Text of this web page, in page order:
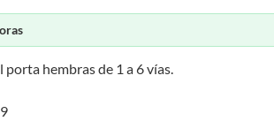
hembras de 1 a 6 vías.